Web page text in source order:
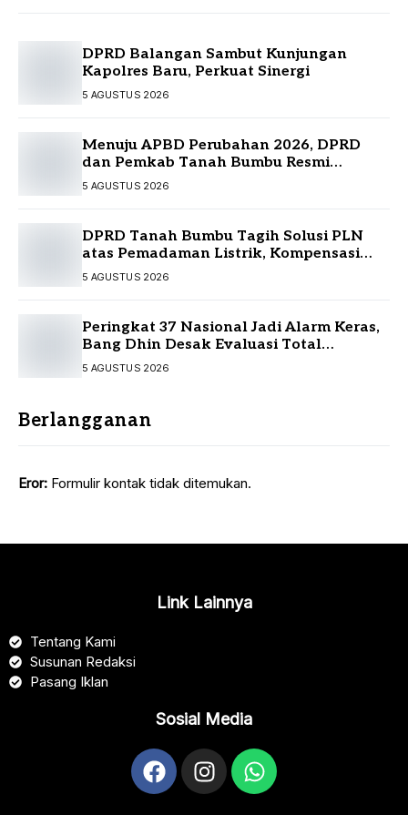
DPRD Balangan Sambut Kunjungan
Kapolres Baru, Perkuat Sinergi
5 AGUSTUS 2026
Menuju APBD Perubahan 2026, DPRD
dan Pemkab Tanah Bumbu Resmi
Sepakati KUA-PPAS
5 AGUSTUS 2026
DPRD Tanah Bumbu Tagih Solusi PLN
atas Pemadaman Listrik, Kompensasi
Pelanggan Belum Diputuskan
5 AGUSTUS 2026
Peringkat 37 Nasional Jadi Alarm Keras,
Bang Dhin Desak Evaluasi Total
Pelayanan Investasi Kalsel
5 AGUSTUS 2026
Berlangganan
Eror: Formulir kontak tidak ditemukan.
Link Lainnya
Tentang Kami
Susunan Redaksi
Pasang Iklan
Sosial Media